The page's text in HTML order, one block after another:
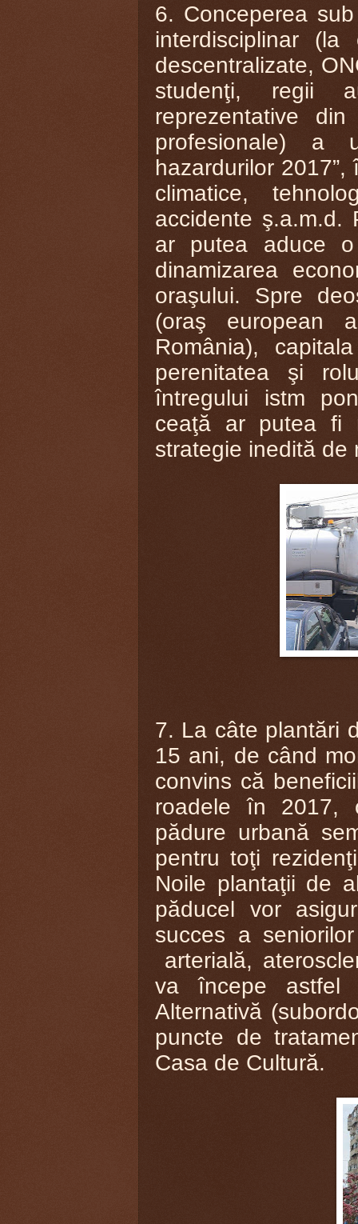
6. Conceperea
interdisciplinar
descentralizate,
studenţi, regii
reprezentative
profesionale) a
hazardurilor
climatice,
accidente ş.a.m.d.
ar putea aduce o
dinamizarea
oraşului. Spre
(oraş european
România),
perenitatea şi
întregului istm
ceaţă ar putea fi
strategie inedită de
7. La câte plantări
15 ani, de când
convins că
roadele în 2017,
pădure urbană
pentru toţi
Noile plantaţii de
păducel vor
succes a
arterială,
va începe astfel
Alternativă
puncte de
Casa de Cultură.